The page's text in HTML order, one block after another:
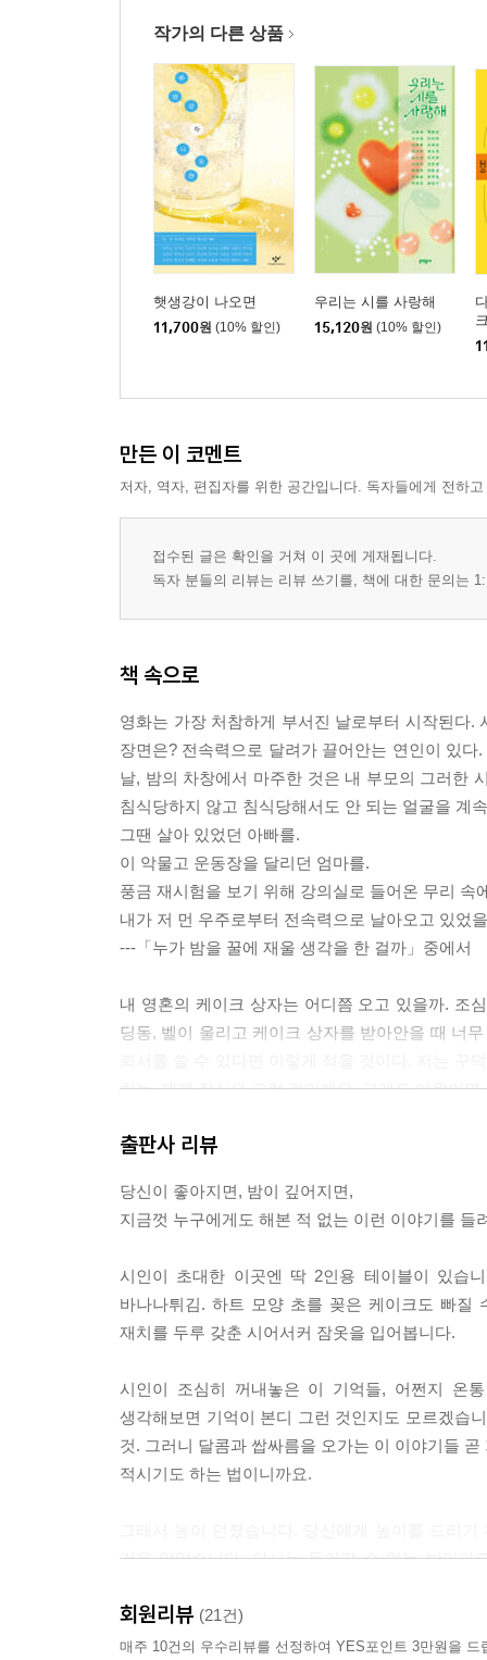
작가의 다른 상품
햇생강이 나오면
11,700원 (10% 할인)
우리는 시를 사랑해
15,120원 (10% 할인)
만든 이 코멘트
저자, 역자, 편집자를 위한 공간입니다. 독자들에게 전하
접수된 글은 확인을 거쳐 이 곳에 게재됩니다.
독자 분들의 리뷰는 리뷰 쓰기를, 책에 대한 문의는
책 속으로
영화는 가장 처참하게 부서진 날로부터 시작된다
장면은? 전속력으로 달려가 끌어안는 연인이 있
날, 밤의 차창에서 마주한 것은 내 부모의 그러한
침식당하지 않고 침식당해서도 안 되는 얼굴을 계
그땐 살아 있었던 아빠를.
이 악물고 운동장을 달리던 엄마를.
풍금 재시험을 보기 위해 강의실로 들어온 무리 속
내가 저 먼 우주로부터 전속력으로 날아오고 있었
---「누가 밤을 꿀에 재울 생각을 한 걸까」중에서
내 영혼의 케이크 상자는 어디쯤 오고 있을까. 조
딩동, 벨이 울리고 케이크 상자를 받아안을 때 너
히는. 제게 진실은 그런 것이에요. 그래도 이왕이
찮다. 어떤 마음은 보내지 않음으로써 완성되기도
믿음으로 물가에 선다. 밤낮없이 톱니가 돌아가고
나는 그 과정을 ‘밤 산책’이라 부르고 싶다. 나에
자의 산책은 마음으로 하는 것이다. 낮 산책에서
것이 중요하다. 밤 산책에서는 곱씹는다. 현상을,
는 노력이고 밤 산책은 응답하려는 노력이다. 나
거. 어디가 얼마나 아픈지를 보여주는 지표. 어쨌
---「밤 산책」중에서
저의 이야기는 여기서 끝입니다.
출판사 리뷰
당신이 좋아지면, 밤이 깊어지면,
지금껏 누구에게도 해본 적 없는 이런 이야기를 들
시인이 초대한 이곳엔 딱 2인용 테이블이 있습
바나나튀김. 하트 모양 초를 꽂은 케이크도 빠질
재치를 두루 갖춘 시어서커 잠옷을 입어봅니다.
시인이 조심히 꺼내놓은 이 기억들, 어쩐지 온
생각해보면 기억이 본디 그런 것인지도 모르겠습
것. 그러니 달콤과 쌉싸름을 오가는 이 이야기들
적시기도 하는 법이니까요.
것을 알았습니다. 다시는 들어갈 수 없는 방이라
저의 이야기는 여기서 끝입니다.
회원리뷰 (21건)
매주 10건의 우수리뷰를 선정하여 YES포인트 3만원을 드